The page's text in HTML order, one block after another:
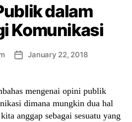
dalam
Komunikasi
PostJanuary 22, 2018
mengenai opini publik
dimana mungkin dua hal
anggap sebagai sesuatu yang